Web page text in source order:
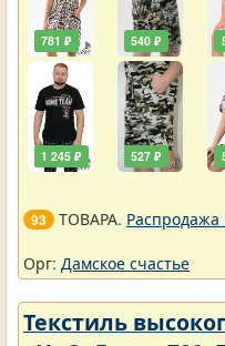
781 ₽
1 245 ₽
540 ₽
527 ₽
93 ТОВАРА. Распродажа
Орг: Дамское счастье
Текстиль